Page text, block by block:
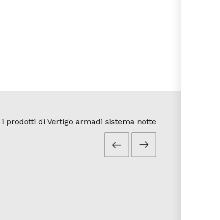
i prodotti di Vertigo armadi sistema notte